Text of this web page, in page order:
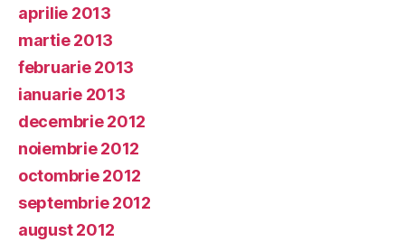
aprilie 2013
martie 2013
februarie 2013
ianuarie 2013
decembrie 2012
noiembrie 2012
octombrie 2012
septembrie 2012
august 2012